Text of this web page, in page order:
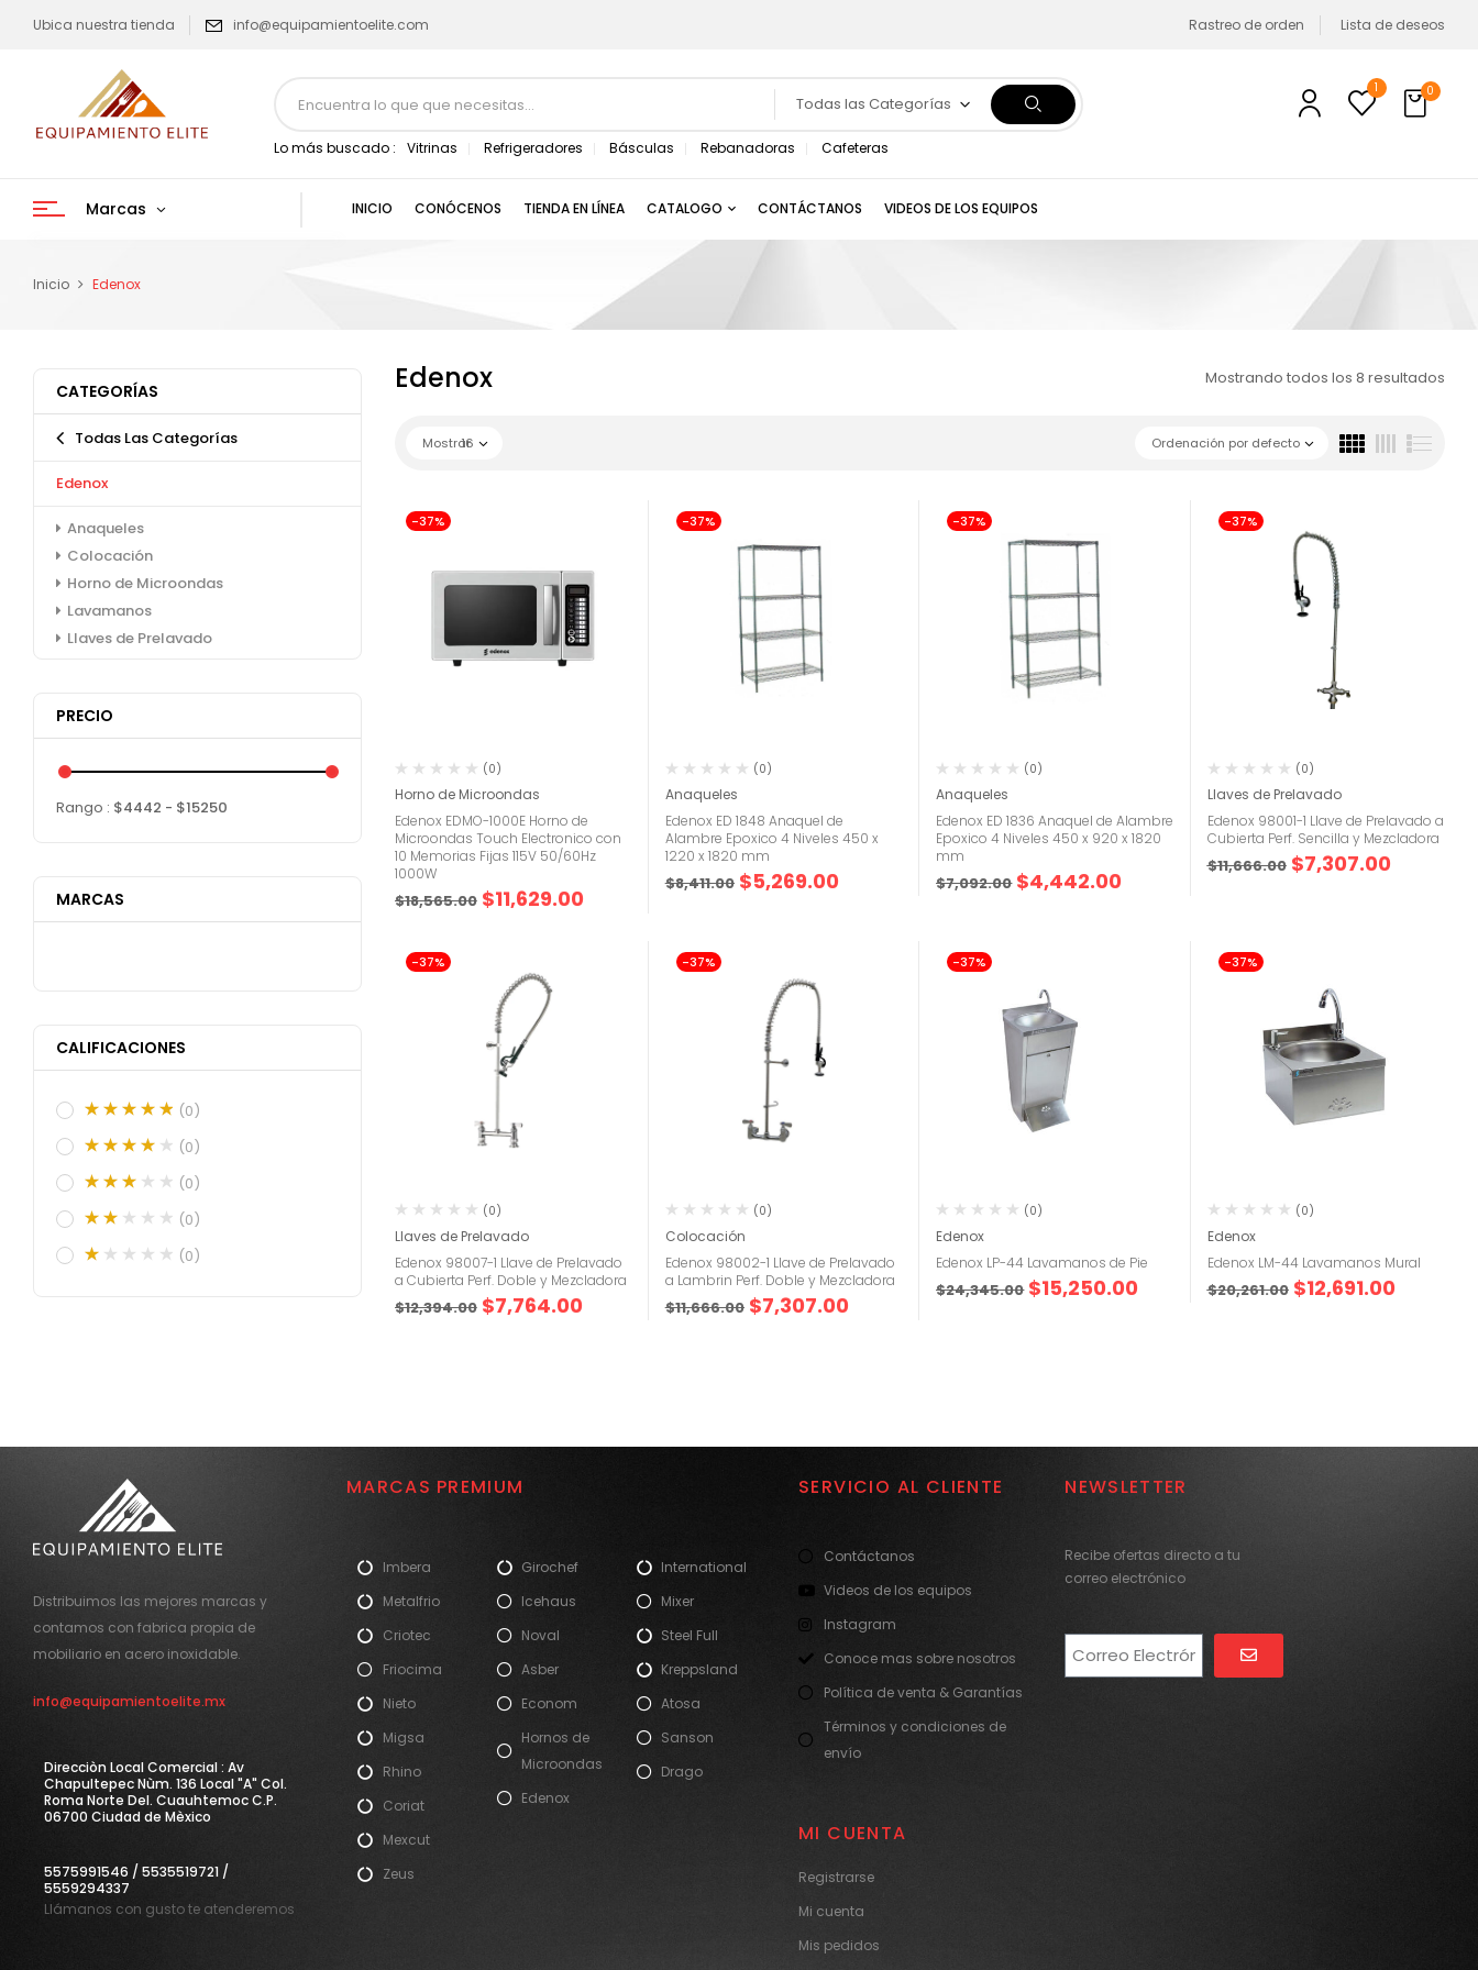
Ubica nuestra tienda info@equipamientoelite.com Rastreo de orden Lista de deseos
Todas las Categorías
Lo más buscado : Vitrinas Refrigeradores Básculas Rebanadoras Cafeteras
1 0
Marcas INICIO CONÓCENOS TIENDA EN LÍNEA CATALOGO CONTÁCTANOS VIDEOS DE LOS EQUIPOS
Inicio Edenox
CATEGORÍAS
Todas Las Categorías
Edenox
Anaqueles
Colocación
Horno de Microondas
Lavamanos
Llaves de Prelavado
PRECIO
Rango : $4442 - $15250
MARCAS
CALIFICACIONES
(0)
(0)
(0)
(0)
(0)
Edenox Mostrando todos los 8 resultados
Ordenación por defecto
Mostrar
16
-37%
(0)
Horno de Microondas
Edenox EDMO-1000E Horno de
Microondas Touch Electronico con
10 Memorias Fijas 115V 50/60Hz
1000W
$18,565.00 $11,629.00
-37%
(0)
Anaqueles
Edenox ED 1848 Anaquel de
Alambre Epoxico 4 Niveles 450 x
1220 x 1820 mm
$8,411.00 $5,269.00
-37%
(0)
Anaqueles
Edenox ED 1836 Anaquel de Alambre
Epoxico 4 Niveles 450 x 920 x 1820
mm
$7,092.00 $4,442.00
-37%
(0)
Llaves de Prelavado
Edenox 98001-1 Llave de Prelavado a
Cubierta Perf. Sencilla y Mezcladora
$11,666.00 $7,307.00
-37%
(0)
Llaves de Prelavado
Edenox 98007-1 Llave de Prelavado
a Cubierta Perf. Doble y Mezcladora
$12,394.00 $7,764.00
-37%
(0)
Colocación
Edenox 98002-1 Llave de Prelavado
a Lambrin Perf. Doble y Mezcladora
$11,666.00 $7,307.00
-37%
(0)
Edenox
Edenox LP-44 Lavamanos de Pie
$24,345.00 $15,250.00
-37%
(0)
Edenox
Edenox LM-44 Lavamanos Mural
$20,261.00 $12,691.00
Distribuimos las mejores marcas y
contamos con fabrica propia de
mobiliario en acero inoxidable.
info@equipamientoelite.mx
Direcciòn Local Comercial : Av
Chapultepec Nùm. 136 Local "A" Col.
Roma Norte Del. Cuauhtemoc C.P.
06700 Ciudad de Mèxico
5575991546 / 5535519721 /
5559294337
Llámanos con gusto te atenderemos
MARCAS PREMIUM
Imbera
Metalfrio
Criotec
Friocima
Nieto
Migsa
Rhino
Coriat
Mexcut
Zeus
Girochef
Icehaus
Noval
Asber
Econom
Hornos de
Microondas
Edenox
International
Mixer
Steel Full
Kreppsland
Atosa
Sanson
Drago
SERVICIO AL CLIENTE
Contáctanos
Videos de los equipos
Instagram
Conoce mas sobre nosotros
Política de venta & Garantías
Términos y condiciones de
envío
MI CUENTA
Registrarse
Mi cuenta
Mis pedidos
NEWSLETTER
Recibe ofertas directo a tu
correo electrónico